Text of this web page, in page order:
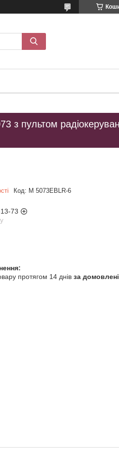
з пультом
Код: M 5073EBLR-6
73
протягом 14 днів за